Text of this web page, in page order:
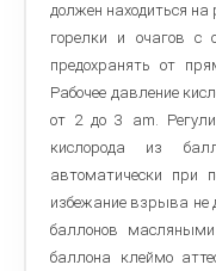
должен находиться на
горелки и очагов с
предохранять от
Рабочее давление
от 2 до 3 am.
кислорода из
автоматически при
избежание взрыва не
баллонов
баллона клеймо